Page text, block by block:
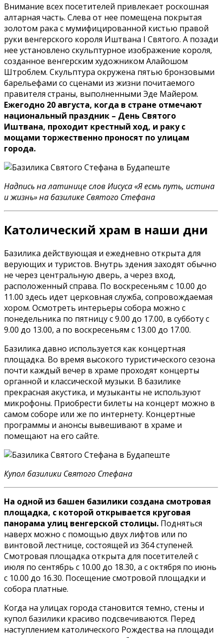
Внимание всех посетителей привлекает роскошная
алтарная часть. Слева от нее помещена покрытая
золотом рака с мумифицированной кистью правой
руки венгерского короля Иштвана I Святого. А позади
нее установлено скульптурное изображение короля,
созданное венгерским художником Алайошом
Штроблем. Скульптура окружена пятью бронзовыми
барельефами со сценами из жизни почитаемого
правителя страны, выполненными Эде Майером.
Ежегодно 20 августа, когда в стране отмечают
национальный праздник – День Святого
Иштвана, проходит крестный ход, и раку с
мощами торжественно проносят по улицам
города.
Надпись на латинице слов Иисуса «Я есмь путь, истина
и жизнь» на базилике Святого Стефана
Католический храм в наши дни
Базилика действующая и ежедневно открыта для
верующих и туристов. Внутрь здения заходят обычно
не через центральную дверь, а через вход,
расположенный справа. По воскресеньям с 10.00 до
11.00 здесь идет церковная служба, сопровождаемая
хором. Осмотреть интерьеры собора можно с
понедельника по пятницу с 9.00 до 17.00, в субботу с
9.00 до 13.00, а по воскресеньям с 13.00 до 17.00.
Базилика давно используется как концертная
площадка. Во время высокого туристического сезона
почти каждый вечер в храме проходят концерты
органной и классической музыки. В базилике
прекрасная акустика, и музыканты не используют
микрофоны. Приобрести билеты на концерт можно в
самом соборе или же по интернету. Концертные
программы и анонсы вывешивают в храме и
помещают на его сайте.
Купол базилики Святого Стефана
На одной из башен базилики создана смотровая
площадка, с которой открывается круговая
панорама улиц венгерской столицы. Подняться
наверх можно с помощью двух лифтов или по
винтовой лестнице, состоящей из 364 ступеней.
Смотровая площадка открыта для посетителей с
июля по сентябрь с 10.00 до 18.30, а с октября по июнь
с 10.00 до 16.30. Посещение смотровой площадки и
собора платные.
Когда на улицах города становится темно, стены и
купол базилики красиво подсвечиваются. Перед
наступлением католического Рождества на площади